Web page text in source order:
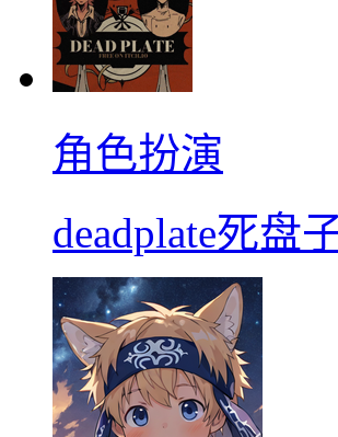
角色扮演
deadplate死盘